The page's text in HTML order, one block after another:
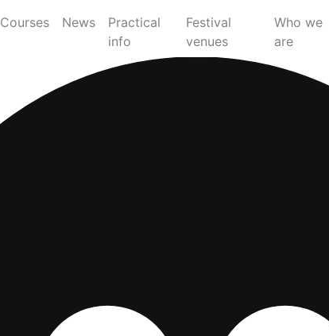
Courses News
Practical
info
Festival
venues
Who we
are